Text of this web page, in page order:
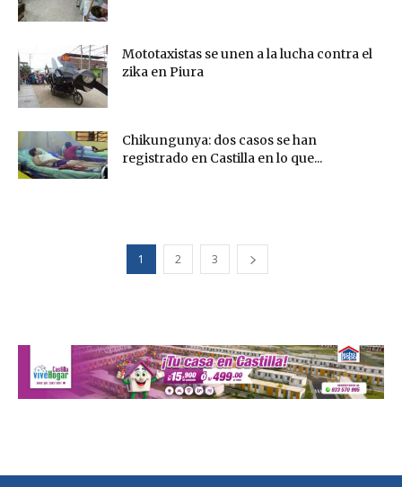
Mototaxistas se unen a la lucha contra el
zika en Piura
Chikungunya: dos casos se han
registrado en Castilla en lo que...
1 2 3